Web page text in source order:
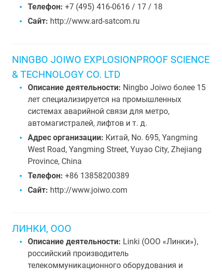
Телефон: +7 (495) 416-0616 / 17 / 18
Сайт: http://www.ard-satcom.ru
NINGBO JOIWO EXPLOSIONPROOF SCIENCE
& TECHNOLOGY CO. LTD
Описание деятельности: Ningbo Joiwo более 15
лет специализируется на промышленных
системах аварийной связи для метро,
автомагистралей, лифтов и т. д.
Адрес организации: Китай, No. 695, Yangming
West Road, Yangming Street, Yuyao City, Zhejiang
Province, China
Телефон: +86 13858200389
Сайт: http://www.joiwo.com
ЛИНКИ, ООО
Описание деятельности: Linki (ООО «Линки»),
российский производитель
телекоммуникационного оборудования и